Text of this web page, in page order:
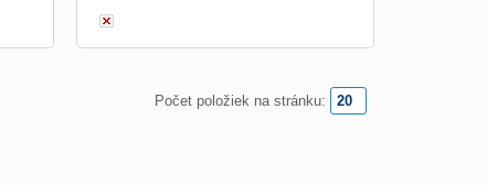
Počet položiek na stránku: